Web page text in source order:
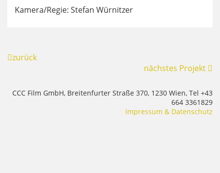
Kamera/Regie: Stefan Würnitzer
zurück
nächstes Projekt
CCC Film GmbH, Breitenfurter Straße 370, 1230 Wien, Tel +43
664 3361829
Impressum & Datenschutz